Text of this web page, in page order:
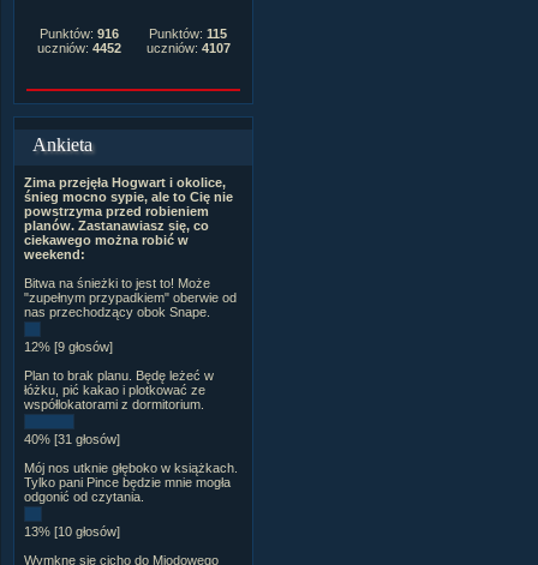
Punktów: 916
uczniów: 4452
Punktów: 115
uczniów: 4107
Ankieta
Zima przejęła Hogwart i okolice,
śnieg mocno sypie, ale to Cię nie
powstrzyma przed robieniem
planów. Zastanawiasz się, co
ciekawego można robić w
weekend:
Bitwa na śnieżki to jest to! Może
"zupełnym przypadkiem" oberwie od
nas przechodzący obok Snape.
12% [9 głosów]
Plan to brak planu. Będę leżeć w
łóżku, pić kakao i plotkować ze
współlokatorami z dormitorium.
40% [31 głosów]
Mój nos utknie głęboko w książkach.
Tylko pani Pince będzie mnie mogła
odgonić od czytania.
13% [10 głosów]
Wymknę się cicho do Miodowego